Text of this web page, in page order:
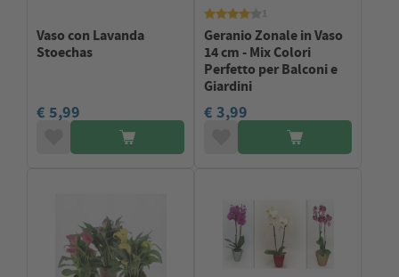
Vaso con Lavanda
Stoechas
€ 5,99
Geranio Zonale in Vaso
14 cm - Mix Colori
Perfetto per Balconi e
Giardini
€ 3,99